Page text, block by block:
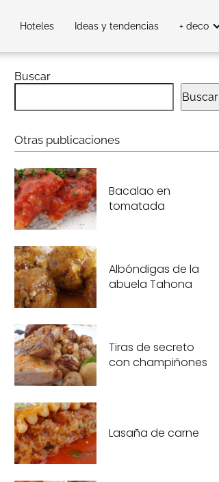
Hoteles Ideas y tendencias + deco
Buscar
Buscar
Otras publicaciones
Bacalao en
tomatada
Albóndigas de la
abuela Tahona
Tiras de secreto
con champiñones
Lasaña de carne